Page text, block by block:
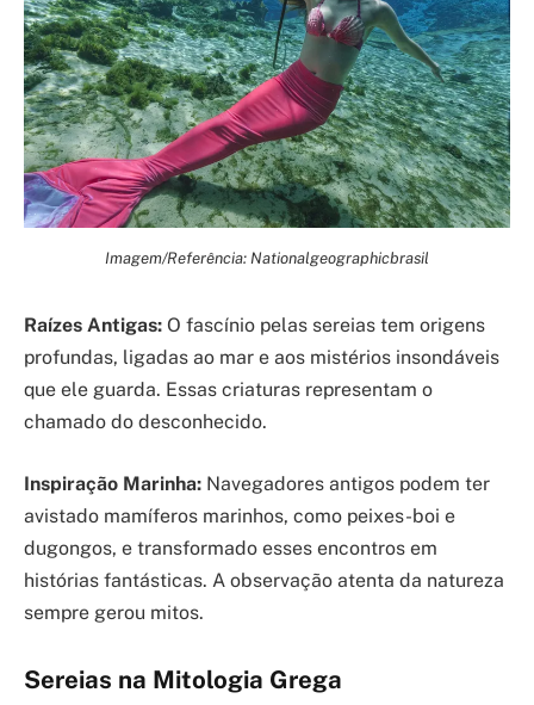
Imagem/Referência: Nationalgeographicbrasil
Raízes Antigas: O fascínio pelas sereias tem origens
profundas, ligadas ao mar e aos mistérios insondáveis
que ele guarda. Essas criaturas representam o
chamado do desconhecido.
Inspiração Marinha: Navegadores antigos podem ter
avistado mamíferos marinhos, como peixes-boi e
dugongos, e transformado esses encontros em
histórias fantásticas. A observação atenta da natureza
sempre gerou mitos.
Sereias na Mitologia Grega